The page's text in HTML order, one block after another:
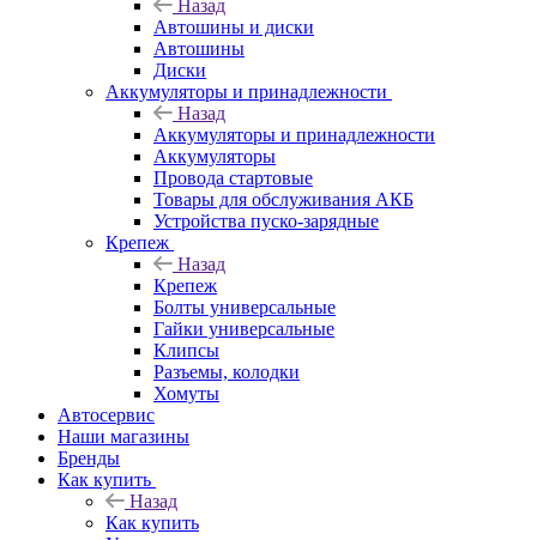
Назад
Автошины и диски
Автошины
Диски
Аккумуляторы и принадлежности
Назад
Аккумуляторы и принадлежности
Аккумуляторы
Провода стартовые
Товары для обслуживания АКБ
Устройства пуско-зарядные
Крепеж
Назад
Крепеж
Болты универсальные
Гайки универсальные
Клипсы
Разъемы, колодки
Хомуты
Автосервис
Наши магазины
Бренды
Как купить
Назад
Как купить